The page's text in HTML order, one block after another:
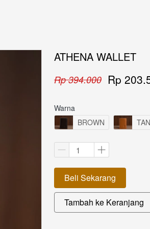
ATHENA WALLET
Rp 394.000 Rp
Warna
BROWN
TAN
`Beli Sekarang
`
Tambah ke Keranjang